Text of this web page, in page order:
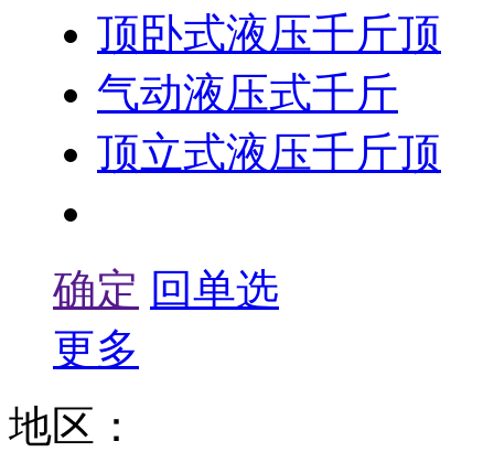
顶卧式液压千斤顶
气动液压式千斤
顶立式液压千斤顶
确定 回单选
更多
地区：